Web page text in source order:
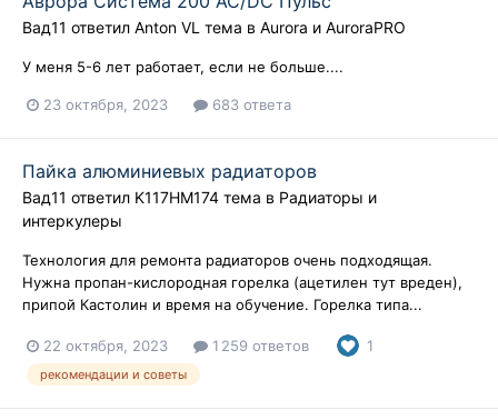
Вад11 ответил Anton VL тема в Aurora и AuroraPRO
У меня 5-6 лет работает, если не больше....
23 октября, 2023 683 ответа
Пайка алюминиевых радиаторов
Вад11 ответил K117HM174 тема в Радиаторы и
интеркулеры
Технология для ремонта радиаторов очень подходящая.
Нужна пропан-кислородная горелка (ацетилен тут вреден),
припой Кастолин и время на обучение. Горелка типа...
22 октября, 2023 1 259 ответов 1
рекомендации и советы